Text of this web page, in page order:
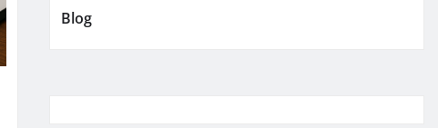
Blog